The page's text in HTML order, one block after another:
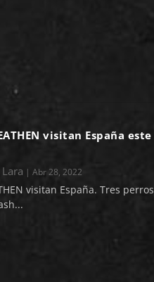
visitan España este
|Abr 28, 2022
visitan España. Tres perros